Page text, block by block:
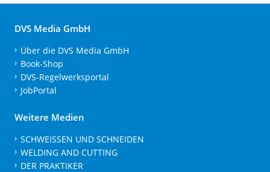
DVS Media GmbH
Über die DVS Media GmbH
Book-Shop
DVS-Regelwerksportal
JobPortal
Weitere Medien
SCHWEISSEN UND SCHNEIDEN
WELDING AND CUTTING
DER PRAKTIKER